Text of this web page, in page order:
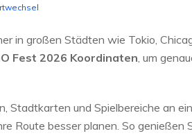
in großen Städten wie Tokio,
Fest 2026 Koordinaten, um
Stadtkarten und Spielbereiche an
Route besser planen. So genießen